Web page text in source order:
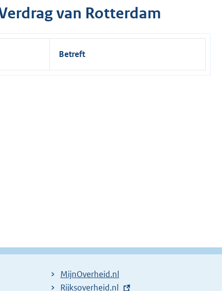
van Rotterdam
Betreft
MijnOverheid.nl
E
Rijksoverheid.nl